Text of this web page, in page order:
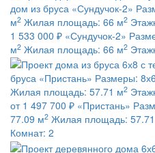
дом из бруса «Сундучок-2»
м2 Жилая площадь: 66 м2
1 533 000 ₽ «Сундучок-2»
м2 Жилая площадь: 66 м2
бруса «Пристань» Размеры: 8х6
Жилая площадь: 57.71 м2
от 1 497 700 ₽ «Пристань»
77.09 м2 Жилая площадь:
Комнат: 2